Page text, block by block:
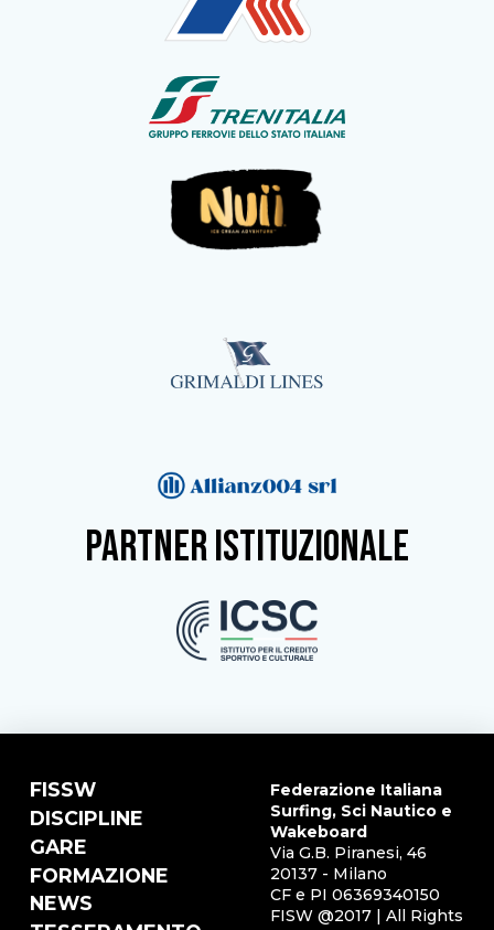
partner istituzionale
FISSW
DISCIPLINE
GARE
FORMAZIONE
NEWS
Federazione Italiana
Surfing, Sci Nautico e
Wakeboard
Via G.B. Piranesi, 46
20137 - Milano
CF e PI 06369340150
FISW @2017 | All Rights